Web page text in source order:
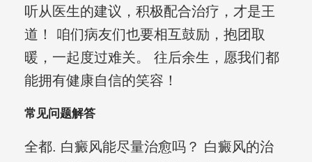
听从医生的建议，积极配合治疗，才是王
道！ 咱们病友们也要相互鼓励，抱团取
暖，一起度过难关。 往后余生，愿我们都
能拥有健康自信的笑容！
常见问题解答
全都. 白癜风能尽量治愈吗？ 白癜风的治